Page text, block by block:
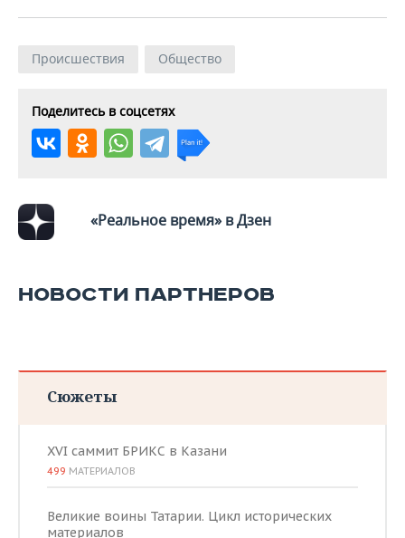
Происшествия Общество
Поделитесь в соцсетях
«Реальное время» в Дзен
НОВОСТИ ПАРТНЕРОВ
Сюжеты
XVI саммит БРИКС в Казани
499 МАТЕРИАЛОВ
Великие воины Татарии. Цикл исторических
материалов